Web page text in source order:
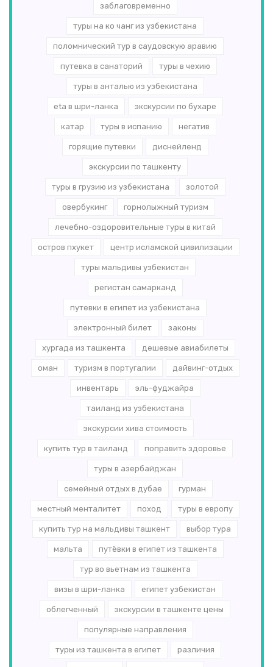
заблаговременно
туры на ко чанг из узбекистана
поломнический тур в саудовскую аравию
путевка в санаторий туры в чехию
туры в анталью из узбекистана
eta в шри-ланка экскурсии по бухаре
катар туры в испанию негатив
горящие путевки диснейленд
экскурсии по ташкенту
туры в грузию из узбекистана золотой
овербукинг горнолыжный туризм
лечебно-оздоровительные туры в китай
остров пхукет центр исламской цивилизации
туры мальдивы узбекистан
регистан самарканд
путевки в египет из узбекистана
электронный билет законы
хургада из ташкента дешевые авиабилеты
оман туризм в португалии дайвинг-отдых
инвентарь эль-­фуджайра
таиланд из узбекистана
экскурсии хива стоимость
купить тур в таиланд поправить здоровье
туры в азербайджан
семейный отдых в дубае гурман
местный менталитет поход туры в европу
купить тур на мальдивы ташкент выбор тура
мальта путёвки в египет из ташкента
тур во вьетнам из ташкента
визы в шри-ланка египет узбекистан
облегченный экскурсии в ташкенте цены
популярные направления
туры из ташкента в египет различия